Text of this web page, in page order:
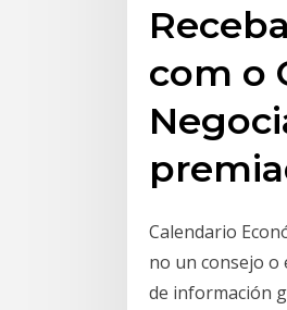
com o
Calendario
no un consejo o
de información